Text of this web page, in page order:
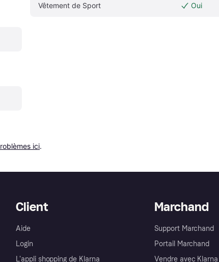
Vêtement de Sport Oui
ici.
Client
Aide
Login
L'appli shopping de Klarna
Marchand
Support Marchand
Portail Marchand
Vendre avec Klarna